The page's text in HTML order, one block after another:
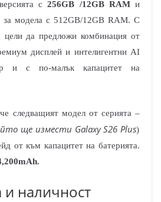
с256GB /12GB RAMи
за модела с 512GB/12GB RAM. С
цели да предложи комбинация от
дисплей и интелигентни AI
и с по-малък капацитет на
следващият модел от серията –
ще измести Galaxy S26 Plus)
от към капацитет на батерията.
и наличност